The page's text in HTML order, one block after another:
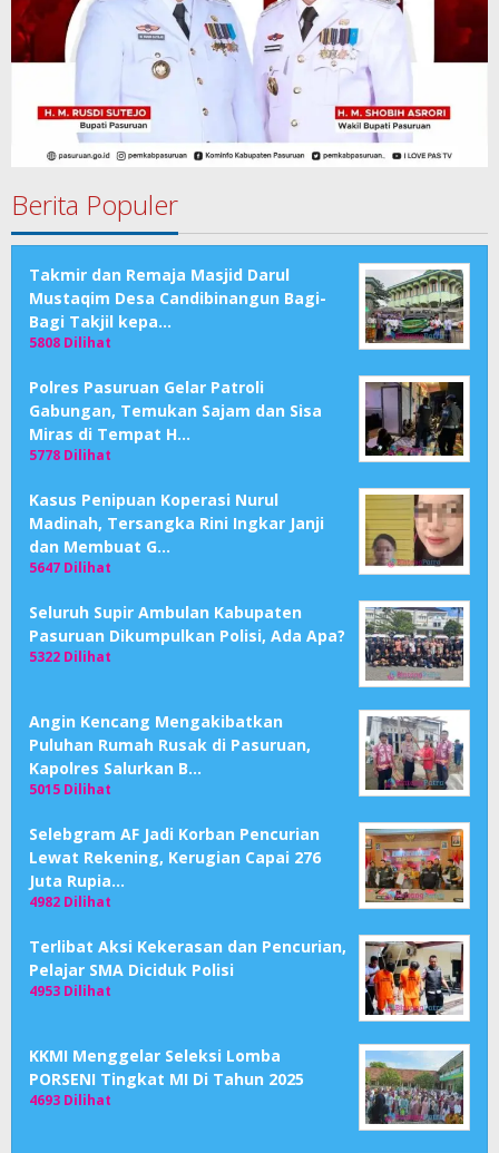
Berita Populer
Takmir dan Remaja Masjid Darul
Mustaqim Desa Candibinangun Bagi-
Bagi Takjil kepa…
5808 Dilihat
Polres Pasuruan Gelar Patroli
Gabungan, Temukan Sajam dan Sisa
Miras di Tempat H…
5778 Dilihat
Kasus Penipuan Koperasi Nurul
Madinah, Tersangka Rini Ingkar Janji
dan Membuat G…
5647 Dilihat
Seluruh Supir Ambulan Kabupaten
Pasuruan Dikumpulkan Polisi, Ada Apa?
5322 Dilihat
Angin Kencang Mengakibatkan
Puluhan Rumah Rusak di Pasuruan,
Kapolres Salurkan B…
5015 Dilihat
Selebgram AF Jadi Korban Pencurian
Lewat Rekening, Kerugian Capai 276
Juta Rupia…
4982 Dilihat
Terlibat Aksi Kekerasan dan Pencurian,
Pelajar SMA Diciduk Polisi
4953 Dilihat
KKMI Menggelar Seleksi Lomba
PORSENI Tingkat MI Di Tahun 2025
4693 Dilihat